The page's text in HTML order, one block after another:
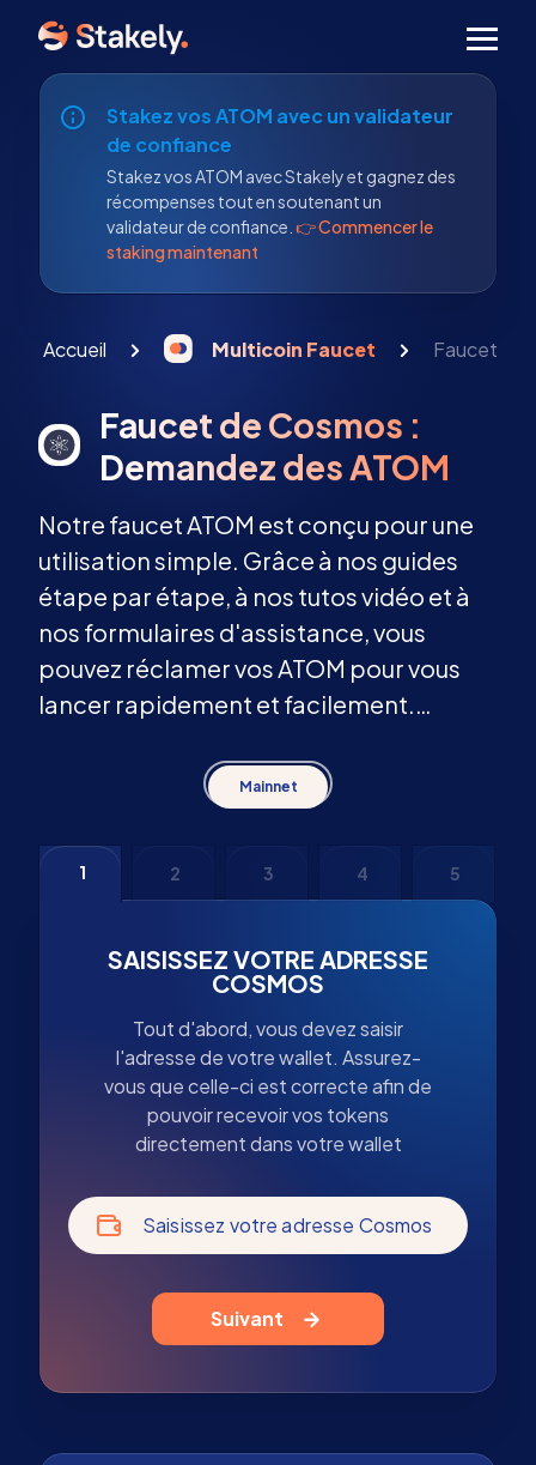
Stakez vos ATOM avec un validateur
de confiance
Stakez vos ATOM avec Stakely et gagnez des
récompenses tout en soutenant un
validateur de confiance. 👉 Commencer le
staking maintenant
Accueil Multicoin Faucet Faucet de
Faucet de Cosmos :
Demandez des ATOM
Notre faucet ATOM est conçu pour une
utilisation simple. Grâce à nos guides
étape par étape, à nos tutos vidéo et à
nos formulaires d'assistance, vous
pouvez réclamer vos ATOM pour vous
lancer rapidement et facilement.
Mainnet
1 2 3 4 5
SAISISSEZ VOTRE ADRESSE
COSMOS
Tout d'abord, vous devez saisir
l'adresse de votre wallet. Assurez-
vous que celle-ci est correcte afin de
pouvoir recevoir vos tokens
directement dans votre wallet
Saisissez votre adresse Cosmos
Suivant